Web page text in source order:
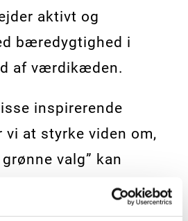
aktivt og
bæredygtighed i
af værdikæden.
inspirerende
vi at styrke viden om,
valg” kan
forandringer, samt